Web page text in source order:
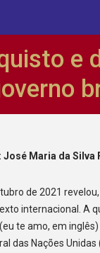
e
: José Maria da Silva
de 2021
internacional. A
(eu te amo, em
das Nações